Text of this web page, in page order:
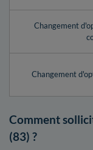
Changement
Changement
Comment
(83) ?